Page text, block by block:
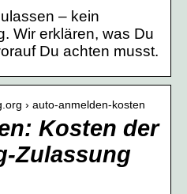
– kein
Wir erklären, was Du
Du achten musst.
› auto-anmelden-kosten
Kosten der
Zulassung